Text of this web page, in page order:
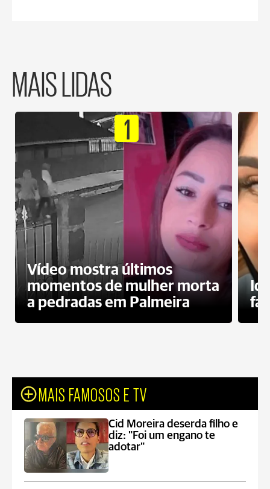
MAIS LIDAS
1
Vídeo mostra últimos
momentos de mulher morta
a pedradas em Palmeira
MAIS FAMOSOS E TV
Cid Moreira deserda filho e
diz: "Foi um engano te
adotar"